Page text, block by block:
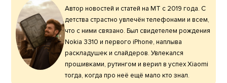
Автор новостей и статей на МТ с 2019 года. С
детства страстно увлечён телефонами и всем,
что с ними связано. Был свидетелем рождения
Nokia 3310 и первого iPhone, наплыва
раскладушек и слайдеров. Увлекался
прошивками, рутингом и верил в успех Xiaomi
тогда, когда про неё ещё мало кто знал.